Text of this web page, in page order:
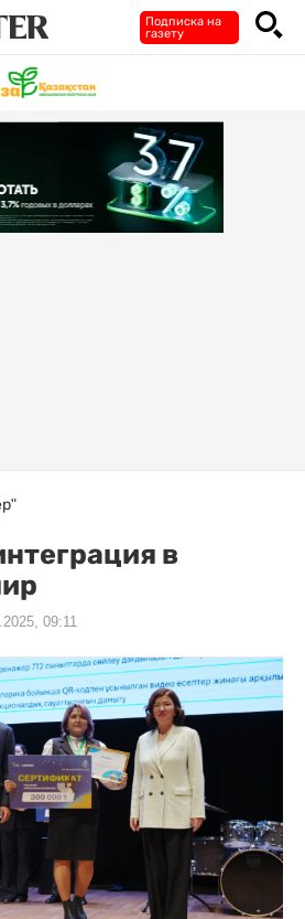
Подписка на
газету
в
09:11